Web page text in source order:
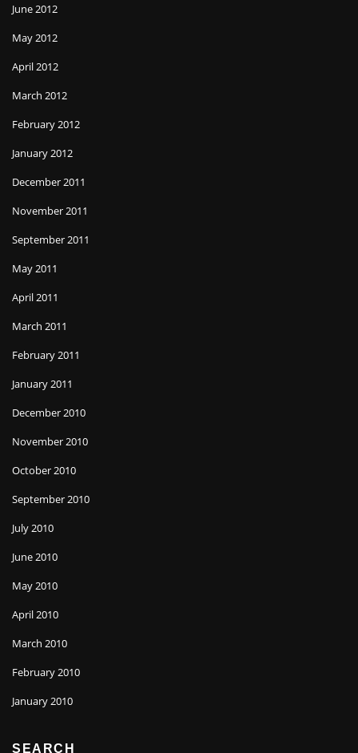
June 2012
May 2012
April 2012
March 2012
February 2012
January 2012
December 2011
November 2011
September 2011
May 2011
April 2011
March 2011
February 2011
January 2011
December 2010
November 2010
October 2010
September 2010
July 2010
June 2010
May 2010
April 2010
March 2010
February 2010
January 2010
SEARCH